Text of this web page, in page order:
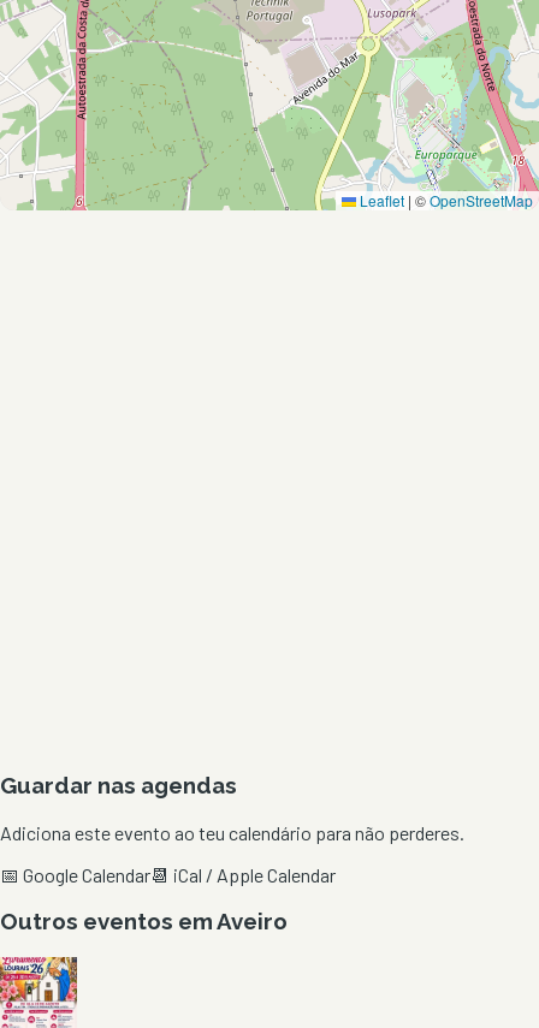
Leaflet | ©OpenStreetMap
Guardar nas agendas
Adiciona este evento ao teu calendário para não perderes.
📅 Google Calendar📆 iCal / Apple Calendar
Outros eventos emAveiro